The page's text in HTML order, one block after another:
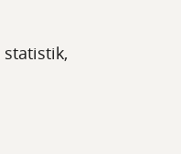
Tillgänglighet